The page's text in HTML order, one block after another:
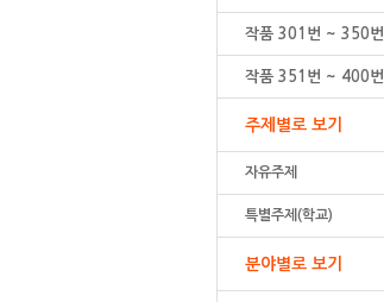
작품 301번 ~ 350번
작품 351번 ~ 400번
주제별로 보기
자유주제
특별주제(학교)
분야별로 보기